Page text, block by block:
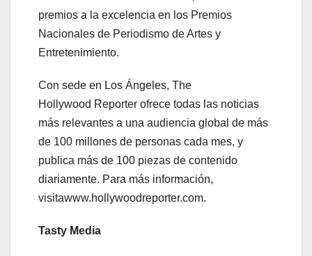
premios a la excelencia en los Premios
Nacionales de Periodismo de Artes y
Entretenimiento.
Con sede en Los Ángeles, The
Hollywood Reporter ofrece todas las noticias
más relevantes a una audiencia global de más
de 100 millones de personas cada mes, y
publica más de 100 piezas de contenido
diariamente. Para más información,
visitawww.hollywoodreporter.com.
Tasty Media